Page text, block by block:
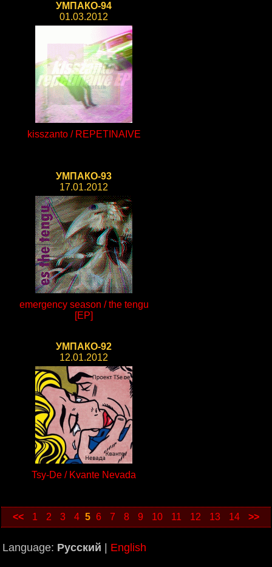
УМПАКО-94
01.03.2012
kisszanto / REPETINAIVE
УМПАКО-93
17.01.2012
emergency season / the tengu
[EP]
УМПАКО-92
12.01.2012
Tsy-De / Kvante Nevada
<< 1 2 3 4 5 6 7 8 9 10 11 12 13 14 >>
Language: Русский English